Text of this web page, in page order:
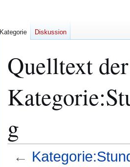
Quelltext
g
←
Kategorie Diskussion